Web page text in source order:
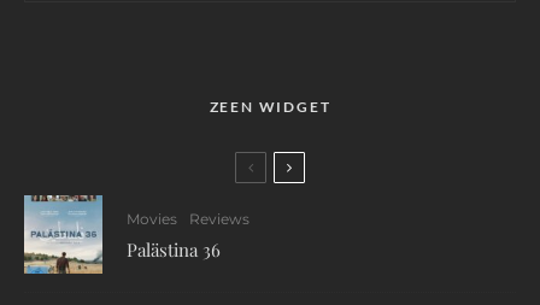
ZEEN WIDGET
Movies Reviews
Palästina 36